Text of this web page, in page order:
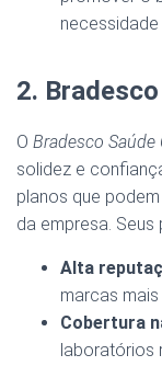
2.
O Bradesco Saúde
solidez e
planos que
da empresa. Seus
Alta
marcas
Cobertura
laboratórios